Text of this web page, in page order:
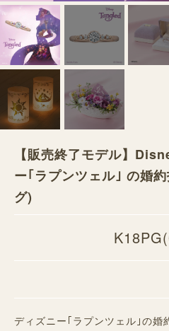
【販売終了モデル】
ー｢ラプンツェル｣ の婚
グ)
ディズニー｢ラプンツェル｣の婚